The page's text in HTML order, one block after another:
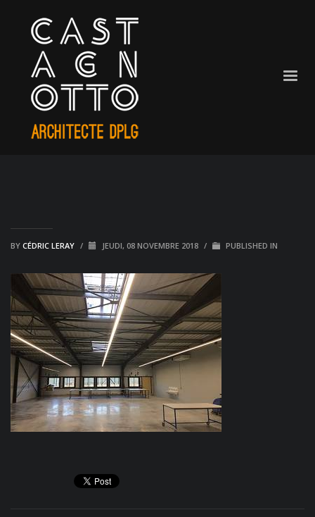
BY CÉDRIC LERAY / JEUDI, 08 NOVEMBRE 2018 / PUBLISHED IN